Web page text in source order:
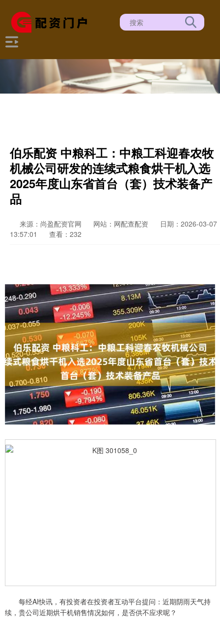
伯乐配资 中粮科工：中粮工科迎春农牧
机械公司研发的连续式粮食烘干机入选
2025年度山东省首台（套）技术装备产
品
来源：尚盈配资官网 网站：网配查配资
日期：2026-03-07
13:57:01
查看：232
每经AI快讯，有投资者在投资者互动平台提问：近期阴雨天气持
续，贵公司近期烘干机销售情况如何，是否供不应求呢？